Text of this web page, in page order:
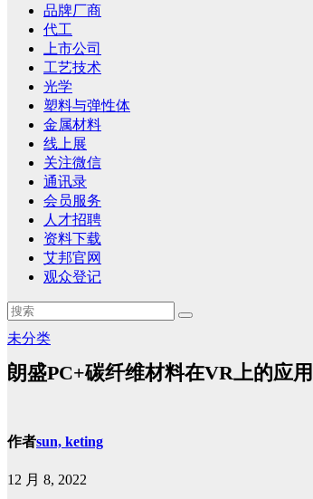
品牌厂商
代工
上市公司
工艺技术
光学
塑料与弹性体
金属材料
线上展
关注微信
通讯录
会员服务
人才招聘
资料下载
艾邦官网
观众登记
未分类
朗盛PC+碳纤维材料在VR上的应用
作者sun, keting
12 月 8, 2022